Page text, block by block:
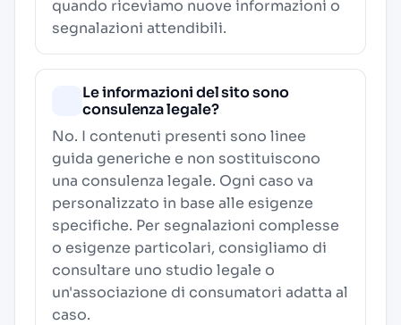
quando riceviamo nuove informazioni o
segnalazioni attendibili.
Le informazioni del sito sono
consulenza legale?
No. I contenuti presenti sono linee
guida generiche e non sostituiscono
una consulenza legale. Ogni caso va
personalizzato in base alle esigenze
specifiche. Per segnalazioni complesse
o esigenze particolari, consigliamo di
consultare uno studio legale o
un'associazione di consumatori adatta al
caso.